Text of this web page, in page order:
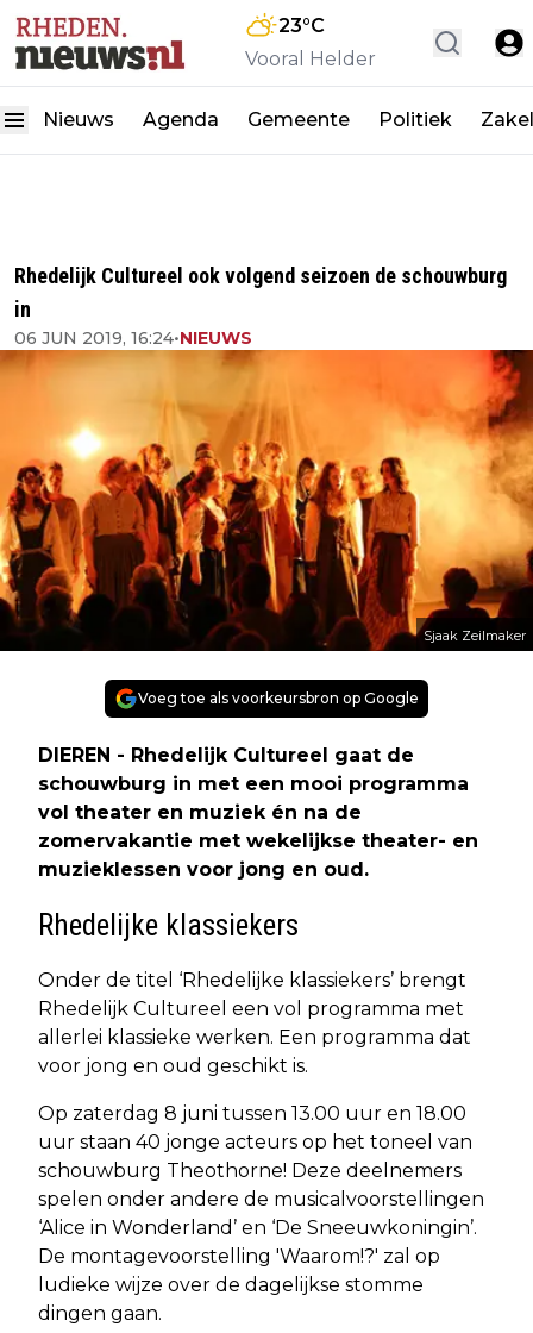
23°C
Vooral Helder
Nieuws Agenda Gemeente Politiek
Rhedelijk Cultureel ook volgend seizoen de schouwburg
in
06 JUN 2019, 16:24•NIEUWS
Sjaak Zeilmaker
Voeg toe als voorkeursbron op Google
DIEREN - Rhedelijk Cultureel gaat de
schouwburg in met een mooi programma
vol theater en muziek én na de
zomervakantie met wekelijkse theater- en
muzieklessen voor jong en oud.
Rhedelijke klassiekers
Onder de titel ‘Rhedelijke klassiekers’ brengt
Rhedelijk Cultureel een vol programma met
allerlei klassieke werken. Een programma dat
voor jong en oud geschikt is.
Op zaterdag 8 juni tussen 13.00 uur en 18.00
uur staan 40 jonge acteurs op het toneel van
schouwburg Theothorne! Deze deelnemers
spelen onder andere de musicalvoorstellingen
‘Alice in Wonderland’ en ‘De Sneeuwkoningin’.
De montagevoorstelling 'Waarom!?' zal op
ludieke wijze over de dagelijkse stomme
dingen gaan.